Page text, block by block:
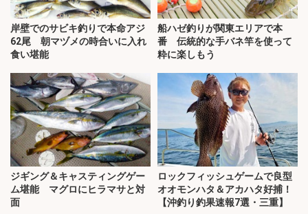
岸壁でのサビキ釣りで本命アジ
62尾 朝マヅメの時合いに入れ
食い堪能
船ハゼ釣りが関東エリアで本
番 伝統的な手バネ竿を使って
粋に楽しもう
ジギング＆キャスティングゲー
ム堪能 マグロにヒラマサと対
面
ロックフィッシュゲームで良型
オオモンハタ＆アカハタ好捕！
【沖釣り釣果速報7選・三重】